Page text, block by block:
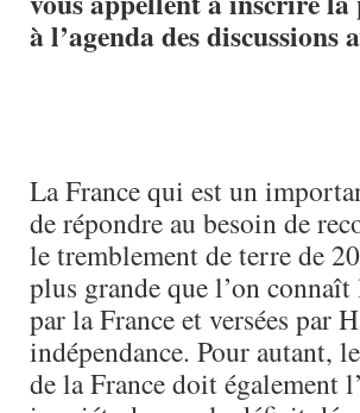
à l’agenda des
La France qui est un
de répondre au besoin de
le tremblement de terre de
plus grande que l’on
par la France et versées par
indépendance. Pour autant,
de la France doit également